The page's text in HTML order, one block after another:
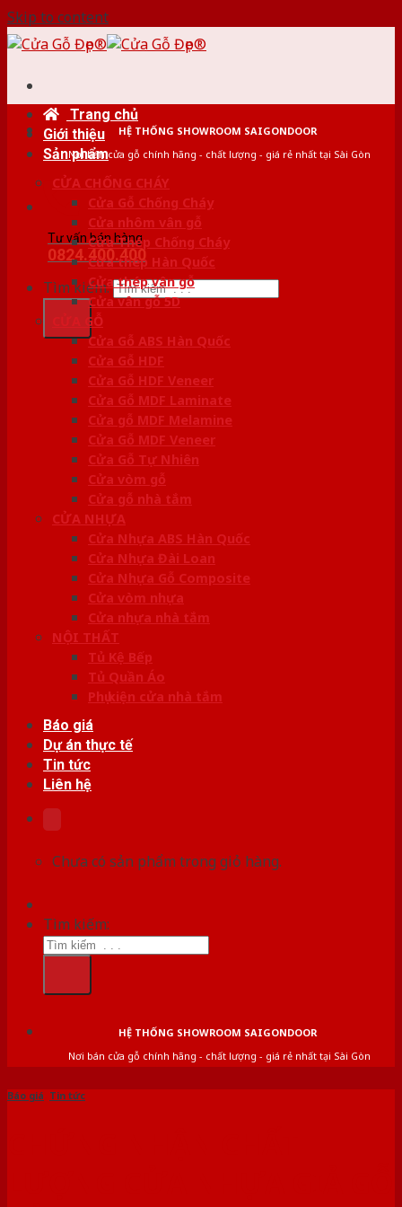
Skip to content
HỆ THỐNG SHOWROOM SAIGONDOOR
Nơi bán cửa gỗ chính hãng - chất lượng - giá rẻ nhất tại Sài Gòn
Tư vấn bán hàng
0824.400.400
Tìm kiếm:
Trang chủ
Giới thiệu
Sản phẩm
CỬA CHỐNG CHÁY
Cửa Gỗ Chống Cháy
Cửa nhôm vân gỗ
Cửa Thép Chống Cháy
Cửa thép Hàn Quốc
Cửa thép vân gỗ
Cửa vân gỗ 5D
CỬA GỖ
Cửa Gỗ ABS Hàn Quốc
Cửa Gỗ HDF
Cửa Gỗ HDF Veneer
Cửa Gỗ MDF Laminate
Cửa gỗ MDF Melamine
Cửa Gỗ MDF Veneer
Cửa Gỗ Tự Nhiên
Cửa vòm gỗ
Cửa gỗ nhà tắm
CỬA NHỰA
Cửa Nhựa ABS Hàn Quốc
Cửa Nhựa Đài Loan
Cửa Nhựa Gỗ Composite
Cửa vòm nhựa
Cửa nhựa nhà tắm
NỘI THẤT
Tủ Kệ Bếp
Tủ Quần Áo
Phụ kiện cửa nhà tắm
Báo giá
Dự án thực tế
Tin tức
Liên hệ
Chưa có sản phẩm trong giỏ hàng.
Tìm kiếm:
HỆ THỐNG SHOWROOM SAIGONDOOR
Nơi bán cửa gỗ chính hãng - chất lượng - giá rẻ nhất tại Sài Gòn
Báo giá Tin tức